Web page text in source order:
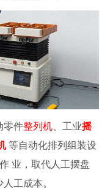
零件整列机、工业摇
等自动化排列组装设
业，取代人工摆盘
工成本。